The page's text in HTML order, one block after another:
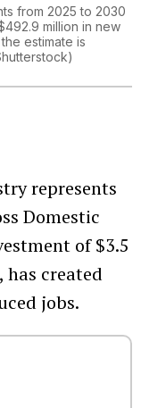
from 2025 to 2030
million in new
estimate is
)
represents
Domestic
of $3.5
has created
jobs.